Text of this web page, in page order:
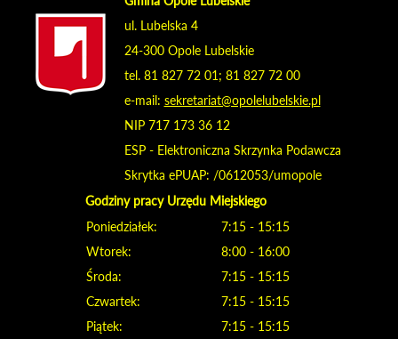
ul. Lubelska 4
24-300 Opole Lubelskie
tel. 81 827 72 01; 81 827 72 00
e-mail: sekretariat@opolelubelskie.pl
NIP 717 173 36 12
ESP - Elektroniczna Skrzynka Podawcza
Skrytka ePUAP: /0612053/umopole
Godziny pracy Urzędu Miejskiego
Poniedziałek:
Wtorek:
Środa:
Czwartek:
Piątek:
7:15 - 15:15
8:00 - 16:00
7:15 - 15:15
7:15 - 15:15
7:15 - 15:15